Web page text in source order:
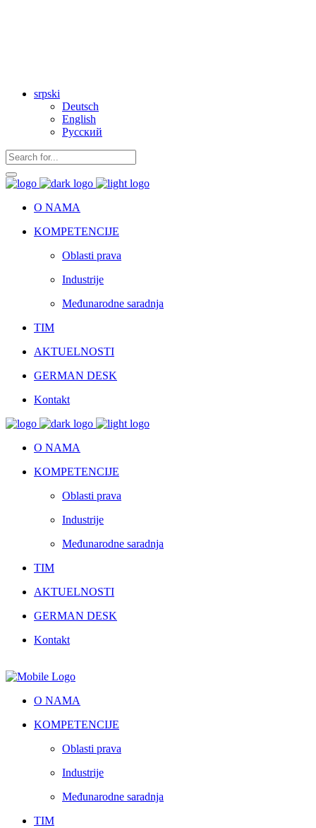
srpski
Deutsch
English
Русский
O NAMA
KOMPETENCIJE
Oblasti prava
Industrije
Međunarodne saradnja
TIM
AKTUELNOSTI
GERMAN DESK
Kontakt
O NAMA
KOMPETENCIJE
Oblasti prava
Industrije
Međunarodne saradnja
TIM
AKTUELNOSTI
GERMAN DESK
Kontakt
O NAMA
KOMPETENCIJE
Oblasti prava
Industrije
Međunarodne saradnja
TIM